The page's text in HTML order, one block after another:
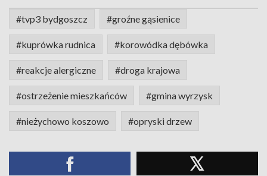
#tvp3 bydgoszcz #groźne gąsienice
#kuprówka rudnica #korowódka dębówka
#reakcje alergiczne #droga krajowa
#ostrzeżenie mieszkańców #gmina wyrzysk
#nieżychowo koszowo #opryski drzew